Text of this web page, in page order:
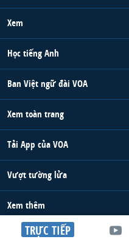
TRỰC TIẾP
Xem
Học tiếng Anh
Ban Việt ngữ đài VOA
Xem toàn trang
Tải App của VOA
Vượt tường lửa
Xem thêm